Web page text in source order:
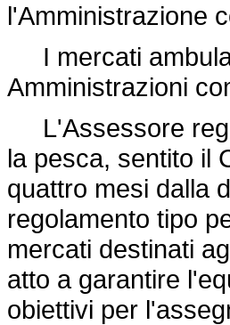
l'Amministrazione
I mercati
Amministrazioni
L'Assessore
la pesca, sentito il
quattro mesi dalla
regolamento tipo
mercati destinati
atto a garantire
obiettivi per